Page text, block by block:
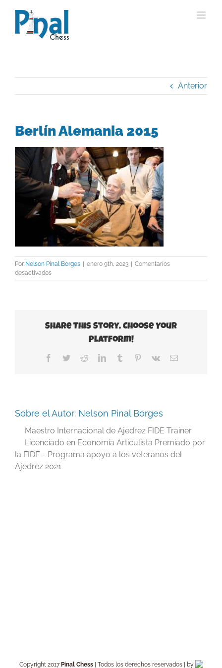
contenido
Anterior
Berlín Alemania 2015
Por Nelson Pinal Borges | enero 9th, 2023 | Comentarios
desactivadosen
Berlín
Share This Story, Choose Your
Platform!
Facebook
TwitterRedditLinkedInTumblr Pinterest
Vk
Correo
Sobre el Autor: Nelson Pinal Borges
Maestro Internacional de Ajedrez FIDE Trainer
Licenciado en Economía Articulista Premiado por
la FIDE - Programa apoyo a los veteranos del
Ajedrez 2021
Copyright 2017 Pinal Chess| Todos los derechos reservados | by